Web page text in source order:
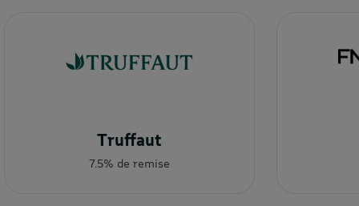
Truffaut
7.5% de remise